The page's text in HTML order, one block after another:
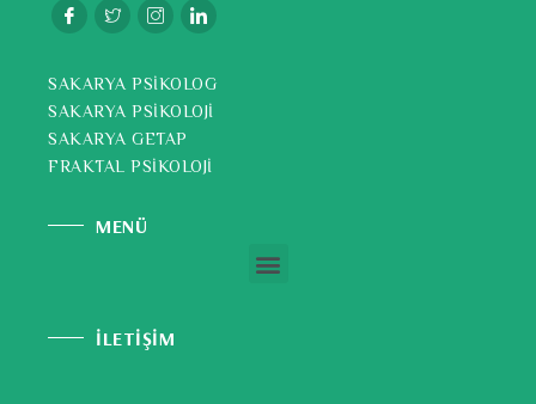
SAKARYA PSİKOLOG
SAKARYA PSİKOLOJİ
SAKARYA GETAP
FRAKTAL PSİKOLOJİ
MENÜ
İLETİŞİM